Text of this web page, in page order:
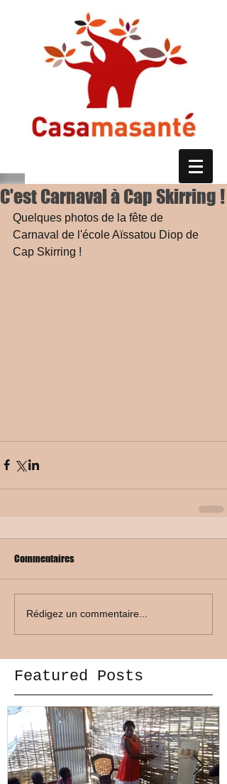
C'est Carnaval à Cap Skirring !
Quelques photos de la fête de
Carnaval de l'école Aïssatou Diop de
Cap Skirring !
Commentaires
Rédigez un commentaire...
Featured Posts